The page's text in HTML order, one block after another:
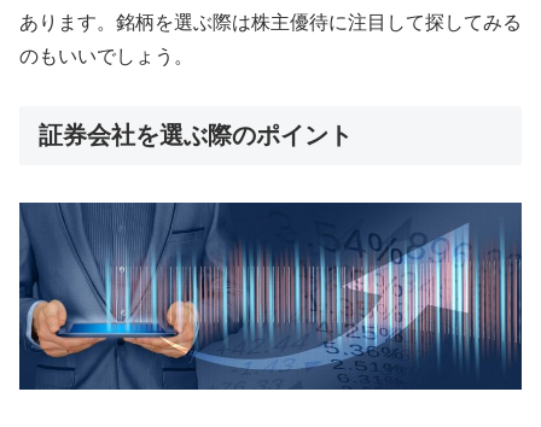
あります。銘柄を選ぶ際は株主優待に注目して探してみる
のもいいでしょう。
証券会社を選ぶ際のポイント